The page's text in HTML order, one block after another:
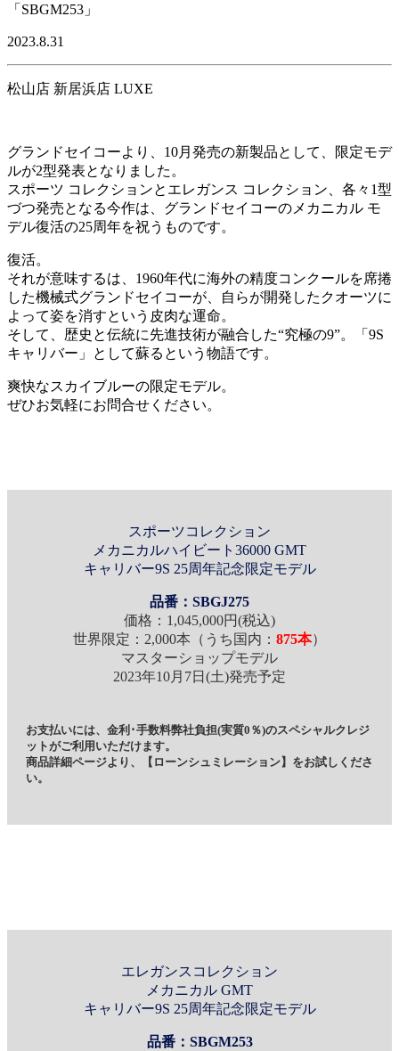
「SBGM253」
2023.8.31
松山店 新居浜店 LUXE
グランドセイコーより、10月発売の新製品として、限定モデ
ルが2型発表となりました。
スポーツ コレクションとエレガンス コレクション、各々1型
づつ発売となる今作は、グランドセイコーのメカニカル モ
デル復活の25周年を祝うものです。
復活。
それが意味するは、1960年代に海外の精度コンクールを席捲
した機械式グランドセイコーが、自らが開発したクオーツに
よって姿を消すという皮肉な運命。
そして、歴史と伝統に先進技術が融合した“究極の9”。「9S
キャリバー」として蘇るという物語です。
爽快なスカイブルーの限定モデル。
ぜひお気軽にお問合せください。
スポーツコレクション
メカニカルハイビート36000 GMT
キャリバー9S 25周年記念限定モデル
品番：SBGJ275
価格：1,045,000円(税込)
世界限定：2,000本（うち国内： 875本）
マスターショップモデル
2023年10月7日(土)発売予定
お支払いには、金利･手数料弊社負担(実質0％)のスペシャルクレジ
ットがご利用いただけます。
商品詳細ページより、【ローンシュミレーション】をお試しくださ
い。
エレガンスコレクション
メカニカル GMT
キャリバー9S 25周年記念限定モデル
品番：SBGM253